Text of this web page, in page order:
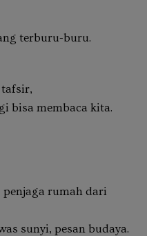
terburu-buru.
bisa membaca kita.
penjaga rumah dari
sunyi, pesan budaya.